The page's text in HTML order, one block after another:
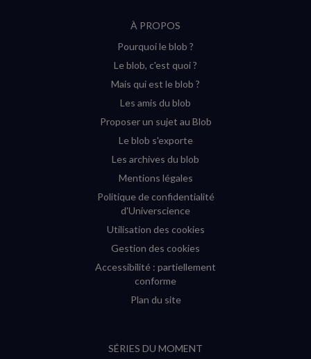
Instagram
(nouvelle
sur
Facebook
(nouvelle
À PROPOS
Pourquoi le blob ?
Le blob, c'est quoi ?
Mais qui est le blob ?
Les amis du blob
Proposer un sujet au Blob
Le blob s'exporte
Les archives du blob
Mentions légales
Politique de confidentialité
d'Universcience
Utilisation des cookies
Gestion des cookies
Accessibilité : partiellement
conforme
Plan du site
SÉRIES DU MOMENT